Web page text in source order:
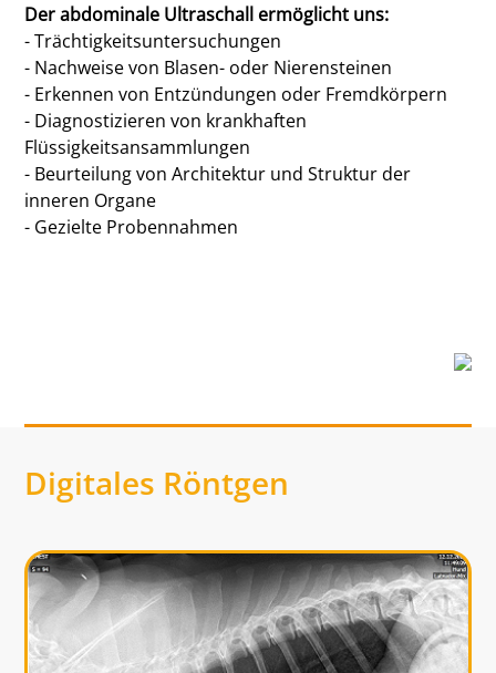
Der abdominale Ultraschall ermöglicht uns:
- Trächtigkeitsuntersuchungen
- Nachweise von Blasen- oder Nierensteinen
- Erkennen von Entzündungen oder Fremdkörpern
- Diagnostizieren von krankhaften
Flüssigkeitsansammlungen
- Beurteilung von Architektur und Struktur der
inneren Organe
- Gezielte Probennahmen
Digitales Röntgen